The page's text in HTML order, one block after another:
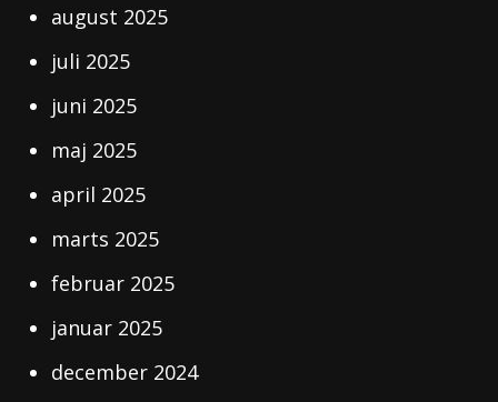
august 2025
juli 2025
juni 2025
maj 2025
april 2025
marts 2025
februar 2025
januar 2025
december 2024